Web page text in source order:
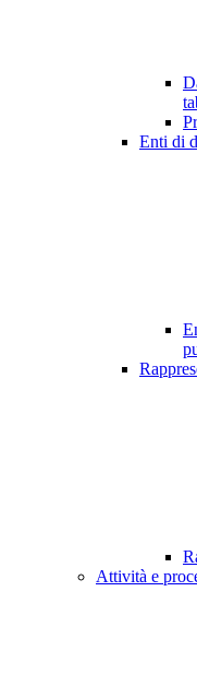
Enti di
Attività e